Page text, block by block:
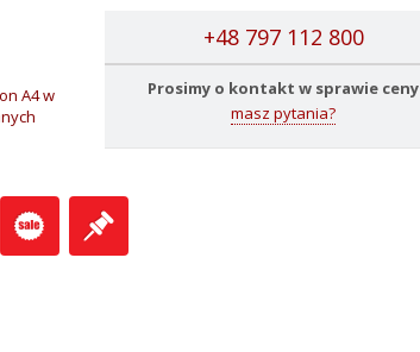
+48 797 112 800
Prosimy o kontakt w sprawie ceny
masz pytania?
A4 w